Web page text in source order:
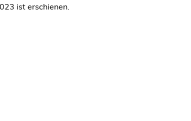
ist erschienen.